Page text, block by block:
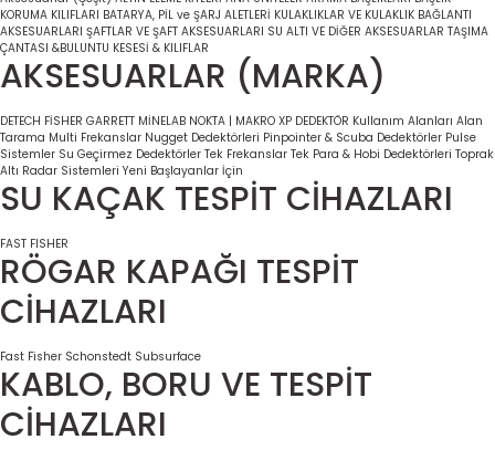
KORUMA KILIFLARI BATARYA, PİL ve ŞARJ ALETLERİ KULAKLIKLAR VE KULAKLIK BAĞLANTI
AKSESUARLARI ŞAFTLAR VE ŞAFT AKSESUARLARI SU ALTI VE DİĞER AKSESUARLAR TAŞIMA
ÇANTASI &BULUNTU KESESİ & KILIFLAR
AKSESUARLAR (MARKA)
DETECH FİSHER GARRETT MİNELAB NOKTA | MAKRO XP DEDEKTÖR Kullanım Alanları Alan
Tarama Multi Frekanslar Nugget Dedektörleri Pinpointer & Scuba Dedektörler Pulse
Sistemler Su Geçirmez Dedektörler Tek Frekanslar Tek Para & Hobi Dedektörleri Toprak
Altı Radar Sistemleri Yeni Başlayanlar İçin
SU KAÇAK TESPİT CİHAZLARI
FAST FISHER
RÖGAR KAPAĞI TESPİT
CİHAZLARI
Fast Fisher Schonstedt Subsurface
KABLO, BORU VE TESPİT
CİHAZLARI